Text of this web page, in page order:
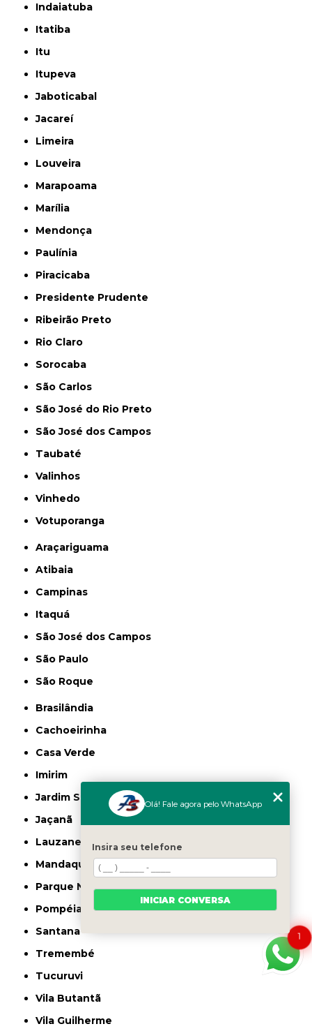
Indaiatuba
Itatiba
Itu
Itupeva
Jaboticabal
Jacareí
Limeira
Louveira
Marapoama
Marília
Mendonça
Paulínia
Piracicaba
Presidente Prudente
Ribeirão Preto
Rio Claro
Sorocaba
São Carlos
São José do Rio Preto
São José dos Campos
Taubaté
Valinhos
Vinhedo
Votuporanga
Araçariguama
Atibaia
Campinas
Itaquá
São José dos Campos
São Paulo
São Roque
Brasilândia
Cachoeirinha
Casa Verde
Imirim
Jardim São Paulo
Jaçanã
Lauzane Paulista
Mandaqui
Parque Novo Mundo
Pompéia
Santana
Tremembé
Tucuruvi
Vila Butantã
Vila Guilherme
1
Olá! Fale agora pelo WhatsApp
Insira seu telefone
INICIAR CONVERSA